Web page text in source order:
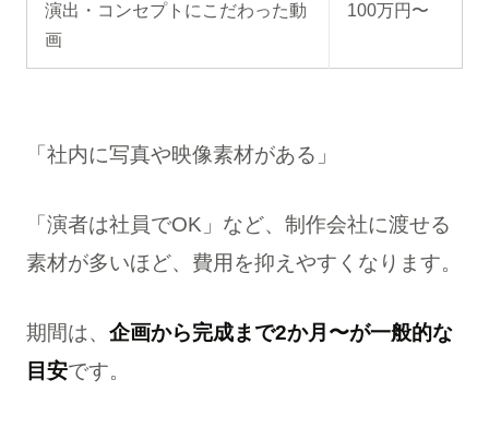
演出・コンセプトにこだわった動
画
100万円〜
「社内に写真や映像素材がある」
「演者は社員でOK」など、制作会社に渡せる
素材が多いほど、費用を抑えやすくなります。
期間は、 企画から完成まで2か月〜が一般的な
目安です。